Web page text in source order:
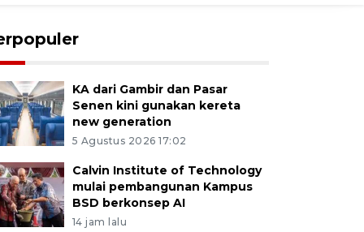
KA dari Gambir dan Pasar
Senen kini gunakan kereta
new generation
5 Agustus 2026 17:02
Calvin Institute of Technology
mulai pembangunan Kampus
BSD berkonsep AI
14 jam lalu